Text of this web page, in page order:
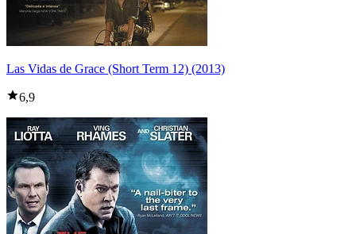
Las Vidas de Grace (Short Term 12) (2013)
6,9